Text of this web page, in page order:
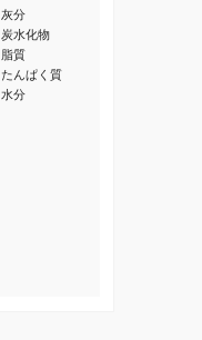
灰分
炭水化物
脂質
たんぱく質
水分